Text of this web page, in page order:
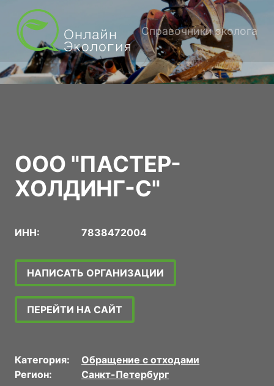
Справочники эколога
ООО "ПАСТЕР-
ХОЛДИНГ-С"
ИНН: 7838472004
НАПИСАТЬ ОРГАНИЗАЦИИ
ПЕРЕЙТИ НА САЙТ
Категория:
Обращение с отходами
Регион:
Санкт-Петербург